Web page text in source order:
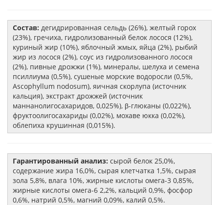
Состав: дегидрированная сельдь (26%), желтый горох
(23%), гречиха, гидролизованный белок лосося (12%),
куриный жир (10%), яблочный жмых, яйца (2%), рыбий
жир из лосося (2%), соус из гидролизованного лосося
(2%), пивные дрожжи (1%), минералы, шелуха и семена
псиллиума (0,5%), сушеные морские водоросли (0,5%,
Ascophyllum nodosum), яичная скорлупа (источник
кальция), экстракт дрожжей (источник
маннанолигосахаридов, 0,025%), β-глюканы (0,022%),
фруктоолигосахариды (0,02%), мохаве юкка (0,02%),
облепиха крушинная (0,015%).
Гарантированный анализ: сырой белок 25,0%,
содержание жира 16,0%, сырая клетчатка 1,5%, сырая
зола 5,8%, влага 10%, жирные кислоты омега-3 0,85%,
жирные кислоты омега-6 2,2%, кальций 0,9%, фосфор
0,6%, натрий 0,5%, магний 0,09%, калий 0,5%.